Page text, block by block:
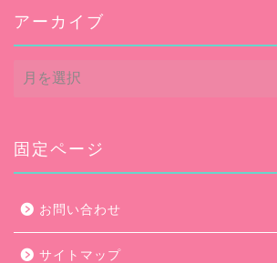
アーカイブ
ア
ー
ブ
固定ページ
お問い合わせ
サイトマップ